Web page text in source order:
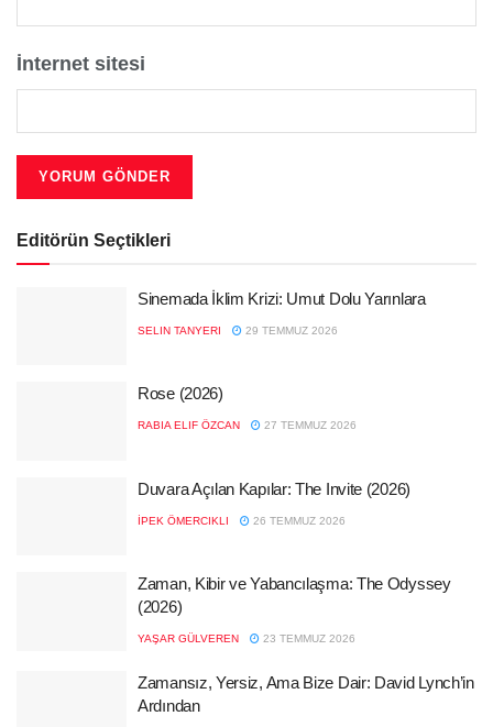
İnternet sitesi
Editörün Seçtikleri
Sinemada İklim Krizi: Umut Dolu Yarınlara
SELIN TANYERI 29 TEMMUZ 2026
Rose (2026)
RABIA ELIF ÖZCAN 27 TEMMUZ 2026
Duvara Açılan Kapılar: The Invite (2026)
İPEK ÖMERCIKLI 26 TEMMUZ 2026
Zaman, Kibir ve Yabancılaşma: The Odyssey
(2026)
YAŞAR GÜLVEREN 23 TEMMUZ 2026
Zamansız, Yersiz, Ama Bize Dair: David Lynch’in
Ardından